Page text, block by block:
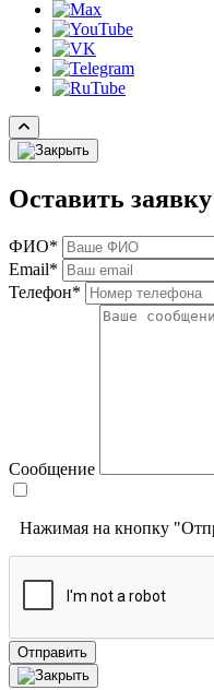
Оставить заявку
ФИО*
Email*
Телефон*
Сообщение
Нажимая на кнопку
Отправить